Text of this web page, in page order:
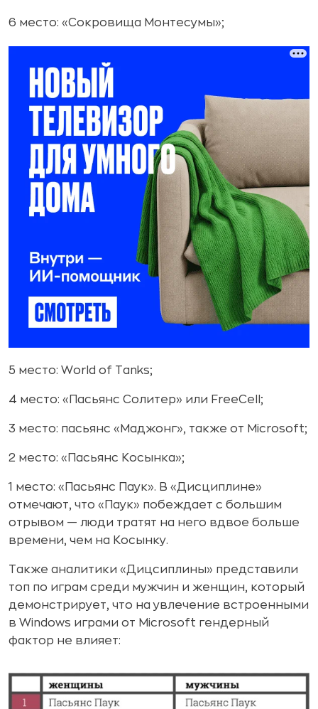
6 место: «Сокровища Монтесумы»;
5 место: World of Tanks;
4 место: «Пасьянс Солитер» или FreeCell;
3 место: пасьянс «Маджонг», также от Microsoft;
2 место: «Пасьянс Косынка»;
1 место: «Пасьянс Паук». В «Дисциплине»
отмечают, что «Паук» побеждает с большим
отрывом — люди тратят на него вдвое больше
времени, чем на Косынку.
Также аналитики «Дицсиплины» представили
топ по играм среди мужчин и женщин, который
демонстрирует, что на увлечение встроенными
в Windows играми от Microsoft гендерный
фактор не влияет: